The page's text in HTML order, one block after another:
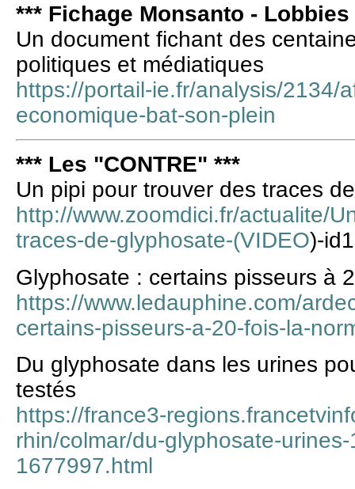
*** Fichage Monsanto - Lobbies
Un document fichant des
politiques et médiatiques
https://portail-ie.fr/analysis/2134/
economique-bat-son-plein
*** Les "CONTRE" ***
Un pipi pour trouver des traces
http://www.zoomdici.fr/actualite/
traces-de-glyphosate-(VIDEO)-
Glyphosate : certains pisseurs à
https://www.ledauphine.com/
certains-pisseurs-a-20-fois-la-
Du glyphosate dans les urines
testés
https://france3-
rhin/colmar/du-glyphosate-
1677997.html